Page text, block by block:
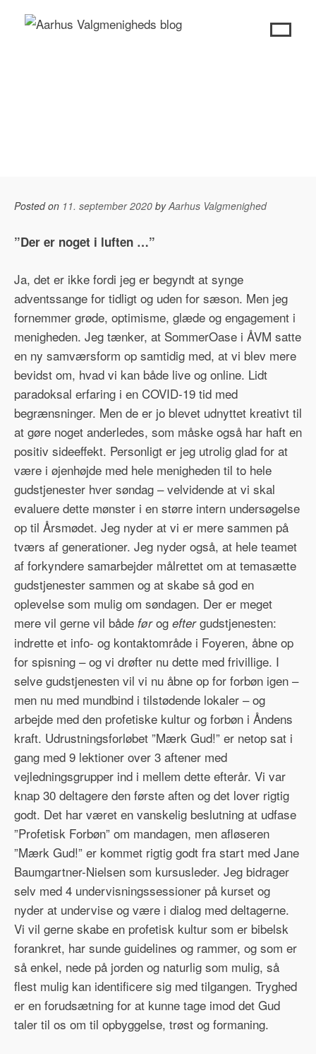
Posted on 11. september 2020 byAarhus Valgmenighed
”Der er noget i luften …”
Ja, det er ikke fordi jeg er begyndt at synge
adventssange for tidligt og uden for sæson. Men jeg
fornemmer grøde, optimisme, glæde og engagement i
menigheden. Jeg tænker, at SommerOase i ÅVM satte
en ny samværsform op samtidig med, at vi blev mere
bevidst om, hvad vi kan både live og online. Lidt
paradoksal erfaring i en COVID-19 tid med
begrænsninger. Men de er jo blevet udnyttet kreativt til
at gøre noget anderledes, som måske også har haft en
positiv sideeffekt. Personligt er jeg utrolig glad for at
være i øjenhøjde med hele menigheden til to hele
gudstjenester hver søndag – velvidende at vi skal
evaluere dette mønster i en større intern undersøgelse
op til Årsmødet. Jeg nyder at vi er mere sammen på
tværs af generationer. Jeg nyder også, at hele teamet
af forkyndere samarbejder målrettet om at temasætte
gudstjenester sammen og at skabe så god en
oplevelse som mulig om søndagen. Der er meget
mere vil gerne vil både førog eftergudstjenesten:
indrette et info- og kontaktområde i Foyeren, åbne op
for spisning – og vi drøfter nu dette med frivillige. I
selve gudstjenesten vil vi nu åbne op for forbøn igen –
men nu med mundbind i tilstødende lokaler – og
arbejde med den profetiske kultur og forbøn i Åndens
kraft. Udrustningsforløbet ”Mærk Gud!” er netop sat i
gang med 9 lektioner over 3 aftener med
vejledningsgrupper ind i mellem dette efterår. Vi var
knap 30 deltagere den første aften og det lover rigtig
godt. Det har været en vanskelig beslutning at udfase
”Profetisk Forbøn” om mandagen, men afløseren
”Mærk Gud!” er kommet rigtig godt fra start med Jane
Baumgartner-Nielsen som kursusleder. Jeg bidrager
selv med 4 undervisningssessioner på kurset og
nyder at undervise og være i dialog med deltagerne.
Vi vil gerne skabe en profetisk kultur som er bibelsk
forankret, har sunde guidelines og rammer, og som er
så enkel, nede på jorden og naturlig som mulig, så
flest mulig kan identificere sig med tilgangen. Tryghed
er en forudsætning for at kunne tage imod det Gud
taler til os om til opbyggelse, trøst og formaning.